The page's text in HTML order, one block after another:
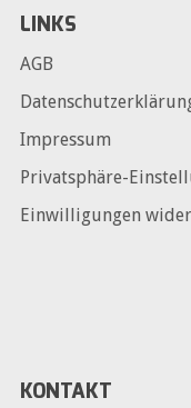
LINKS
AGB
Impressum
Privatsphäre-
Einwilligungen
KONTAKT